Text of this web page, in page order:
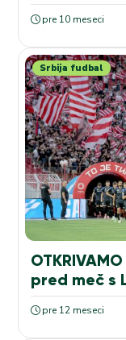
pre 10 meseci
Srbija fudbal
pred meč s
pre 12 meseci